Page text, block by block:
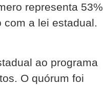
representa 53%
a lei estadual.
ao programa
O quórum foi